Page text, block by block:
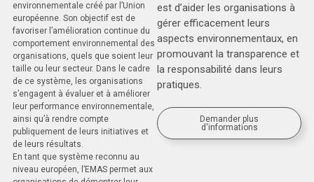
environnementale créé par l’Union
européenne. Son objectif est de
favoriser l’amélioration continue du
comportement environnemental des
organisations, quels que soient leur
taille ou leur secteur. Dans le cadre
de ce système, les organisations
s’engagent à évaluer et à améliorer
leur performance environnementale,
ainsi qu’à rendre compte
publiquement de leurs initiatives et
de leurs résultats.
En tant que système reconnu au
niveau européen, l’EMAS permet aux
est d’aider les organisations à
gérer efficacement leurs
aspects environnementaux, en
promouvant la transparence et
la responsabilité dans leurs
pratiques.​
Demander plus
d'informations